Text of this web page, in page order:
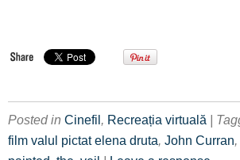
Posted in Cinefil, Recreația virtuală |
film valul pictat elena druta, John Curran,